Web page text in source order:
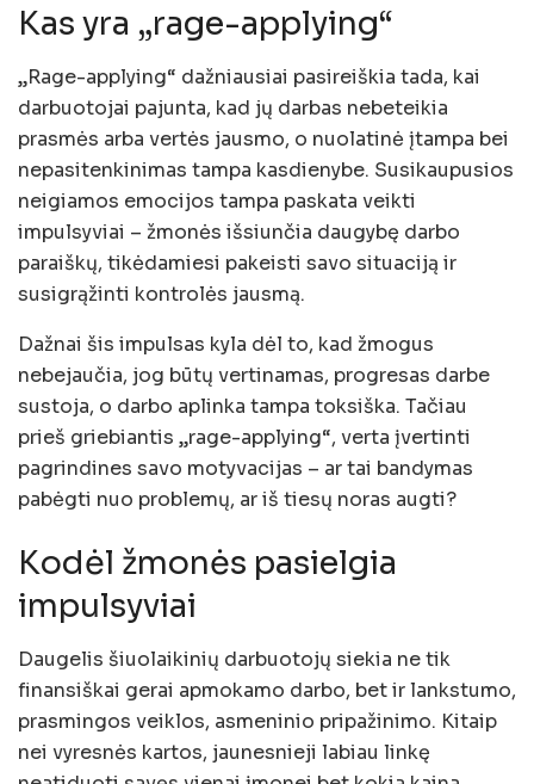
Kas yra „rage-applying“
„Rage-applying“ dažniausiai pasireiškia tada, kai
darbuotojai pajunta, kad jų darbas nebeteikia
prasmės arba vertės jausmo, o nuolatinė įtampa bei
nepasitenkinimas tampa kasdienybe. Susikaupusios
neigiamos emocijos tampa paskata veikti
impulsyviai – žmonės išsiunčia daugybę darbo
paraiškų, tikėdamiesi pakeisti savo situaciją ir
susigrąžinti kontrolės jausmą.
Dažnai šis impulsas kyla dėl to, kad žmogus
nebejaučia, jog būtų vertinamas, progresas darbe
sustoja, o darbo aplinka tampa toksiška. Tačiau
prieš griebiantis „rage-applying“, verta įvertinti
pagrindines savo motyvacijas – ar tai bandymas
pabėgti nuo problemų, ar iš tiesų noras augti?
Kodėl žmonės pasielgia
impulsyviai
Daugelis šiuolaikinių darbuotojų siekia ne tik
finansiškai gerai apmokamo darbo, bet ir lankstumo,
prasmingos veiklos, asmeninio pripažinimo. Kitaip
nei vyresnės kartos, jaunesnieji labiau linkę